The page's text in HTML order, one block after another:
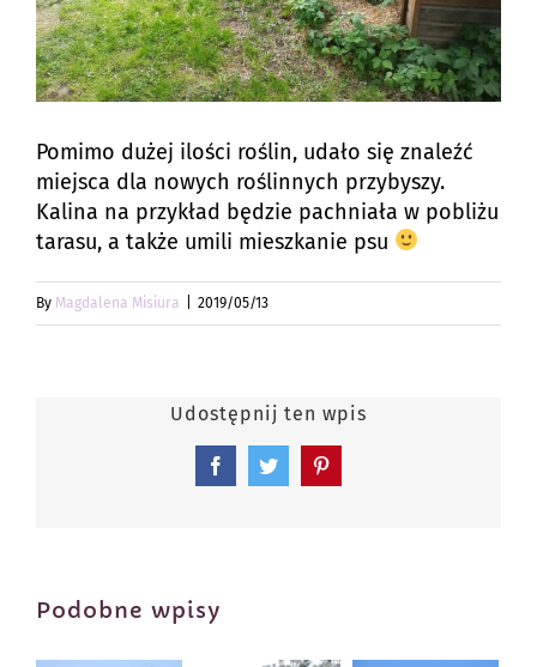
Pomimo dużej ilości roślin, udało się znaleźć
miejsca dla nowych roślinnych przybyszy.
Kalina na przykład będzie pachniała w pobliżu
tarasu, a także umili mieszkanie psu
By Magdalena Misiura 2019/05/13
Udostępnij ten wpis
FacebookTwitterPinterest
Podobne wpisy